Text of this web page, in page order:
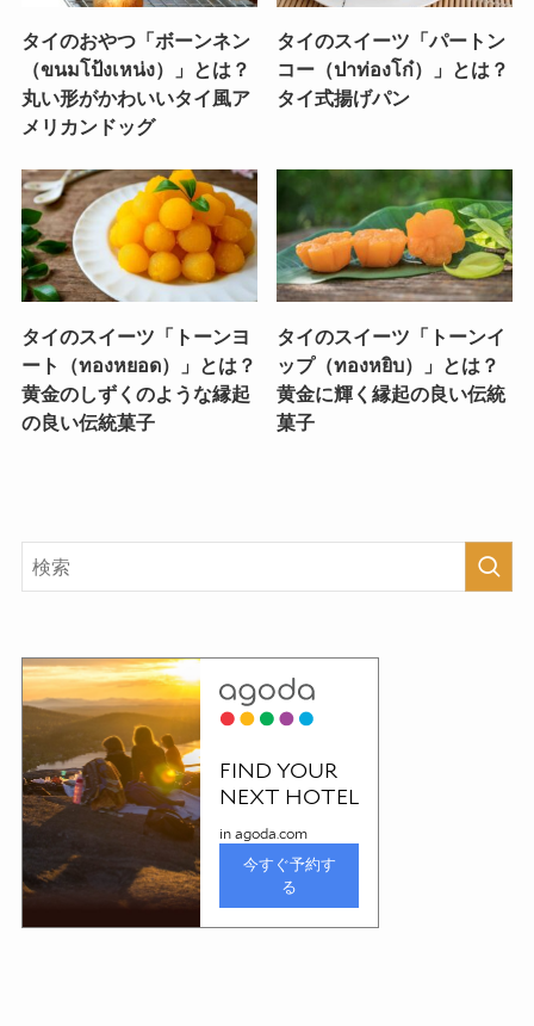
タイのおやつ「ボーンネン
（ขนมโป้งเหน่ง）」とは？
丸い形がかわいいタイ風ア
メリカンドッグ
タイのスイーツ「パートン
コー（ปาท่องโก๋）」とは？
タイ式揚げパン
タイのスイーツ「トーンヨ
ート（ทองหยอด）」とは？
黄金のしずくのような縁起
の良い伝統菓子
タイのスイーツ「トーンイ
ップ（ทองหยิบ）」とは？
黄金に輝く縁起の良い伝統
菓子